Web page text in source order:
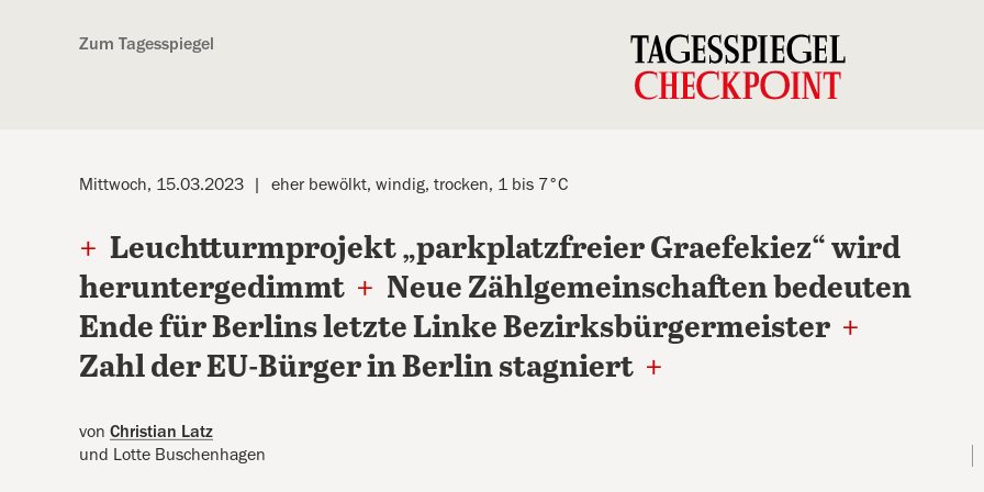
Zum Tagesspiegel
Mittwoch, 15.03.2023 eher bewölkt, windig, trocken, 1 bis 7°C
+ Leuchtturmprojekt „parkplatzfreier Graefekiez“ wird
heruntergedimmt + Neue Zählgemeinschaften bedeuten
Ende für Berlins letzte Linke Bezirksbürgermeister +
Zahl der EU-Bürger in Berlin stagniert +
von Christian Latz
und Lotte Buschenhagen